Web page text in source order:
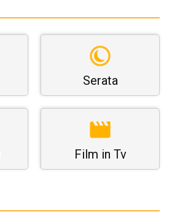
Serata
Film in Tv